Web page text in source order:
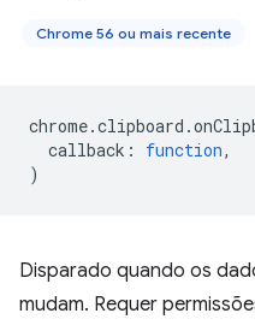
Chrome 56 ou mais recente
chrome.clipboard .
callback : function,
)
Disparado quando os
mudam. Requer